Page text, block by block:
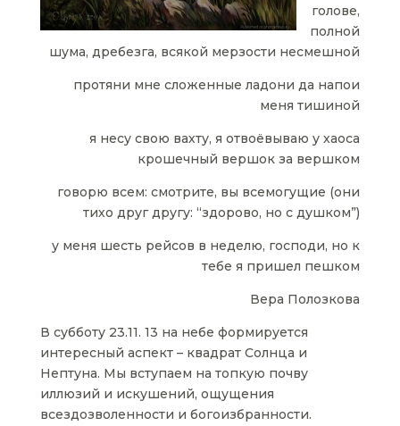
голове,
полной
шума, дребезга, всякой мерзости несмешной
протяни мне сложенные ладони да напои
меня тишиной
я несу свою вахту, я отвоёвываю у хаоса
крошечный вершок за вершком
говорю всем: смотрите, вы всемогущие (они
тихо друг другу: “здорово, но с душком”)
у меня шесть рейсов в неделю, господи, но к
тебе я пришел пешком
Вера Полозкова
В субботу 23.11. 13 на небе формируется
интересный аспект – квадрат Солнца и
Нептуна. Мы вступаем на топкую почву
иллюзий и искушений, ощущения
всездозволенности и богоизбранности.